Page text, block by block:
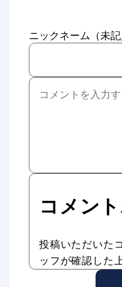
ニックネーム（未記
コメン
投稿いただいた
ッフが確認した
したコメント